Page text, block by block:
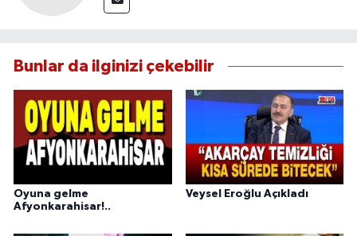
Bunlar da ilginizi çekebilir
Oyuna gelme
Afyonkarahisar!..
Veysel Eroğlu Açıkladı